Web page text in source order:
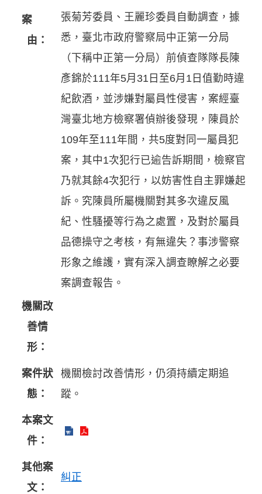
案
由：
張菊芳委員、王麗珍委員自動調查，據
悉，臺北市政府警察局中正第一分局
（下稱中正第一分局）前偵查隊隊長陳
彥錦於111年5月31日至6月1日值勤時違
紀飲酒，並涉嫌對屬員性侵害，案經臺
灣臺北地方檢察署偵辦後發現，陳員於
109年至111年間，共5度對同一屬員犯
案，其中1次犯行已逾告訴期間，檢察官
乃就其餘4次犯行，以妨害性自主罪嫌起
訴。究陳員所屬機關對其多次違反風
紀、性騷擾等行為之處置，及對於屬員
品德操守之考核，有無違失？事涉警察
形象之維護，實有深入調查瞭解之必要
案調查報告。
機關改
善情
形：
案件狀
態：
機關檢討改善情形，仍須持續定期追
蹤。
本案文
件：
其他案
文：
糾正